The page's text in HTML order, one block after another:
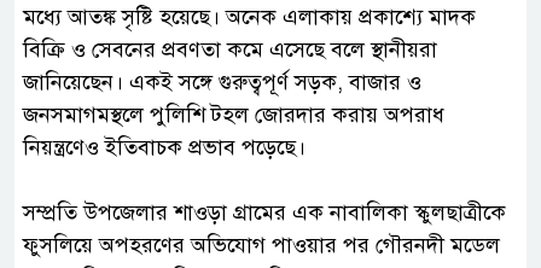
মধ্যে আতঙ্ক সৃষ্টি হয়েছে। অনেক এলাকায় প্রকাশ্যে মাদক
বিক্রি ও সেবনের প্রবণতা কমে এসেছে বলে স্থানীয়রা
জানিয়েছেন। একই সঙ্গে গুরুত্বপূর্ণ সড়ক, বাজার ও
জনসমাগমস্থলে পুলিশি টহল জোরদার করায় অপরাধ
নিয়ন্ত্রণেও ইতিবাচক প্রভাব পড়েছে।
‎সম্প্রতি উপজেলার শাওড়া গ্রামের এক নাবালিকা স্কুলছাত্রীকে
ফুসলিয়ে অপহরণের অভিযোগ পাওয়ার পর গৌরনদী মডেল